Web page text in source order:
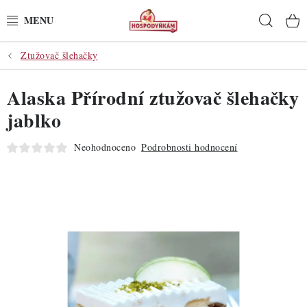
na
POTŘEBY
POMŮCKY
SUROVINY
POCHUTINY
Ztužovač šlehačky
Alaska Přírodní ztužovač šlehačky
jablko
Neohodnoceno Podrobnosti hodnocení